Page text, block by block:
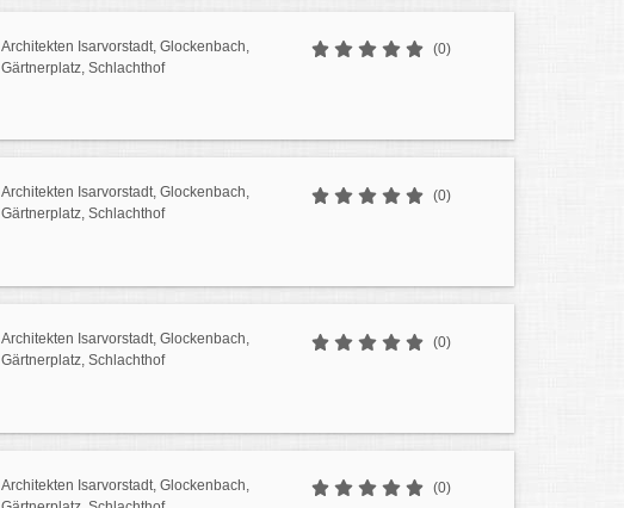
Architekten Isarvorstadt, Glockenbach,
Gärtnerplatz, Schlachthof
(0)
Architekten Isarvorstadt, Glockenbach,
Gärtnerplatz, Schlachthof
(0)
Architekten Isarvorstadt, Glockenbach,
Gärtnerplatz, Schlachthof
(0)
Architekten Isarvorstadt, Glockenbach,
(0)